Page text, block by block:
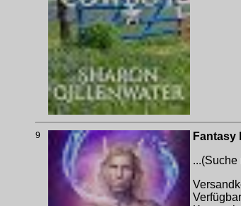
9
Fantasy
...(Suche